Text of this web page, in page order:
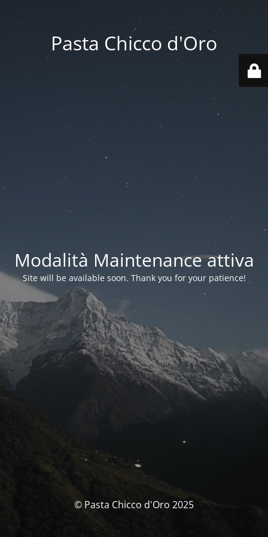
Pasta Chicco d'Oro
Modalità Maintenance attiva
Site will be available soon. Thank you for your patience!
© Pasta Chicco d'Oro 2025